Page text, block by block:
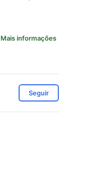
Mais informações
Seguir